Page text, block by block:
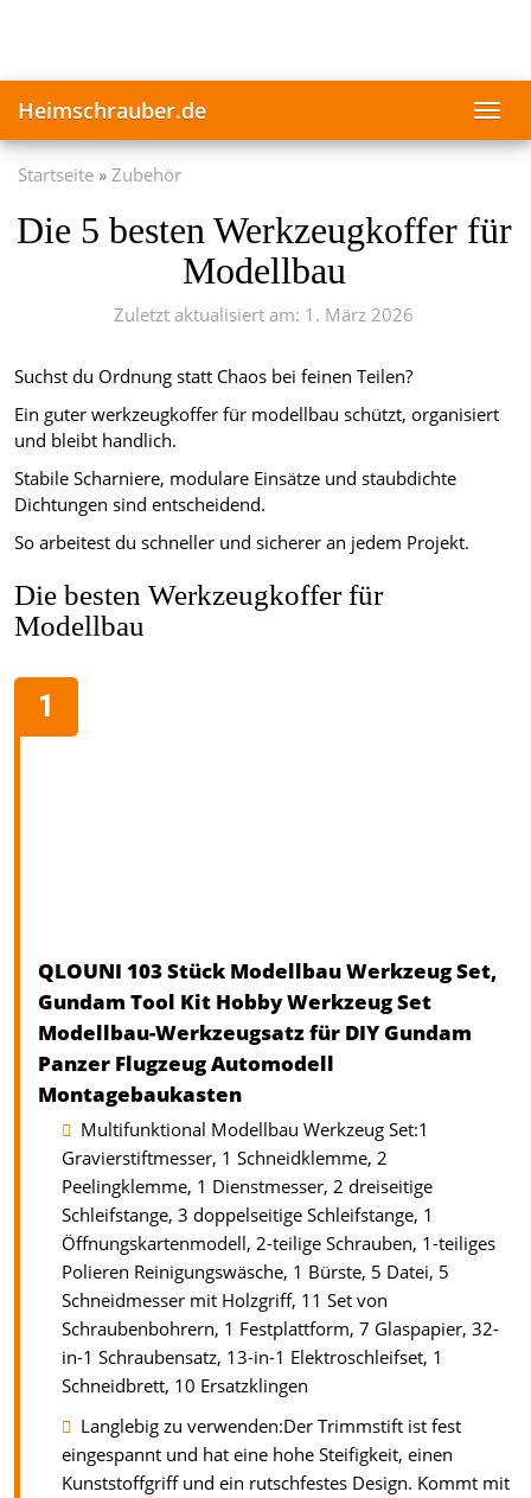
Heimschrauber.de
Startseite Zubehör
Die 5 besten Werkzeugkoffer für
Modellbau
Zuletzt aktualisiert am: 1. März 2026
Suchst du Ordnung statt Chaos bei feinen Teilen?
Ein guter werkzeugkoffer für modellbau schützt, organisiert
und bleibt handlich.
Stabile Scharniere, modulare Einsätze und staubdichte
Dichtungen sind entscheidend.
So arbeitest du schneller und sicherer an jedem Projekt.
Die besten Werkzeugkoffer für
Modellbau
QLOUNI 103 Stück Modellbau Werkzeug Set,
Gundam Tool Kit Hobby Werkzeug Set
Modellbau-Werkzeugsatz für DIY Gundam
Panzer Flugzeug Automodell
Montagebaukasten
Multifunktional Modellbau Werkzeug Set:1
Gravierstiftmesser, 1 Schneidklemme, 2
Peelingklemme, 1 Dienstmesser, 2 dreiseitige
Schleifstange, 3 doppelseitige Schleifstange, 1
Öffnungskartenmodell, 2-teilige Schrauben, 1-teiliges
Polieren Reinigungswäsche, 1 Bürste, 5 Datei, 5
Schneidmesser mit Holzgriff, 11 Set von
Schraubenbohrern, 1 Festplattform, 7 Glaspapier, 32-
in-1 Schraubensatz, 13-in-1 Elektroschleifset, 1
Schneidbrett, 10 Ersatzklingen
Langlebig zu verwenden:Der Trimmstift ist fest
eingespannt und hat eine hohe Steifigkeit, einen
Kunststoffgriff und ein rutschfestes Design. Kommt mit